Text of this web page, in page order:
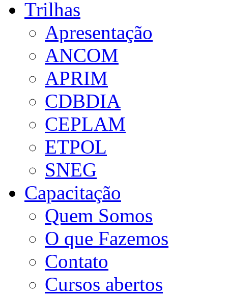
Trilhas
Apresentação
ANCOM
APRIM
CDBDIA
CEPLAM
ETPOL
SNEG
Capacitação
Quem Somos
O que Fazemos
Contato
Cursos abertos